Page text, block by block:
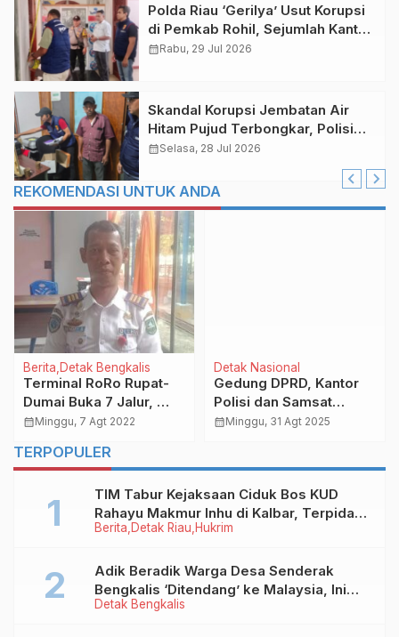
Polda Riau ‘Gerilya’ Usut Korupsi
di Pemkab Rohil, Sejumlah Kantor
Digeledah
calendar_monthRabu, 29 Jul 2026
Skandal Korupsi Jembatan Air
Hitam Pujud Terbongkar, Polisi
‘Obrak-Abrik’ Dinas PUPR Rohil
calendar_monthSelasa, 28 Jul 2026
REKOMENDASI UNTUK ANDA
Berita Detak Bengkalis
Terminal RoRo Rupat-
Dumai Buka 7 Jalur,
Objek Vital Layanan
calendar_monthMinggu, 7 Agt 2022
Detak Nasional
Gedung DPRD, Kantor
Polisi dan Samsat
Dibakar Massa di Kediri
calendar_monthMinggu, 31 Agt 2025
TERPOPULER
Berita Detak Riau Hukrim
TIM Tabur Kejaksaan Ciduk Bos KUD
Rahayu Makmur Inhu di Kalbar, Terpidana
Kredit Fiktif Rp2,8 M
Detak Bengkalis
Adik Beradik Warga Desa Senderak
Bengkalis ‘Ditendang’ ke Malaysia, Ini
Sebabnya!